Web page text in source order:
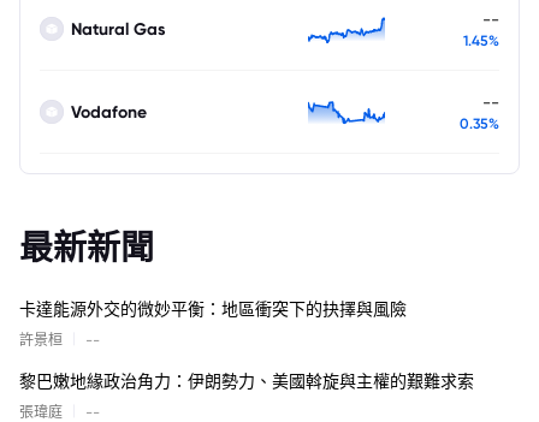
Natural Gas --
1.45%
Vodafone --
0.35%
最新新聞
卡達能源外交的微妙平衡：地區衝突下的抉擇與風險
許景桓 --
黎巴嫩地緣政治角力：伊朗勢力、美國斡旋與主權的艱難求索
張瑋庭 --